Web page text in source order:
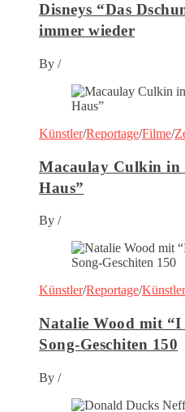
Disneys “Das
immer wieder
By /
Künstler/Reportage/Filme/
Macaulay Culkin in
Haus”
By /
Künstler/Reportage/Künstler
Natalie Wood mit “I
Song-Geschiten 150
By /